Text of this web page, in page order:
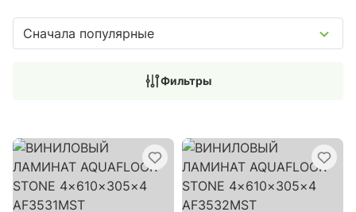
Сначала популярные
Фильтры